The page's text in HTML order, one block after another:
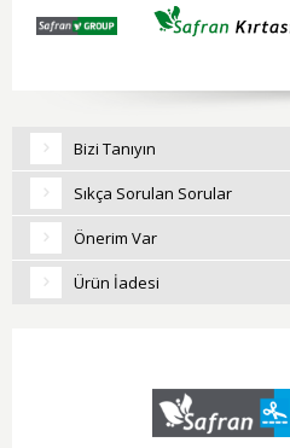
Bizi Tanıyın
Sıkça Sorulan Sorular
Önerim Var
Ürün İadesi